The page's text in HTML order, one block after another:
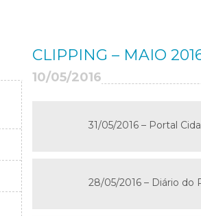
CLIPPING – MAIO
10/05/2016
31/05/2016 – Portal
28/05/2016 – Diário do